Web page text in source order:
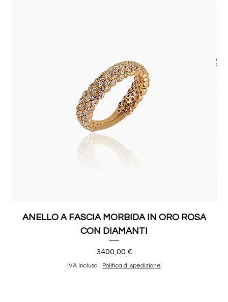
ANELLO A FASCIA MORBIDA IN ORO ROSA
CON DIAMANTI
Prezzo
3400,00 €
IVA inclusa Politica di spedizione